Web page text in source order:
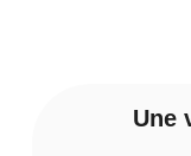
Une